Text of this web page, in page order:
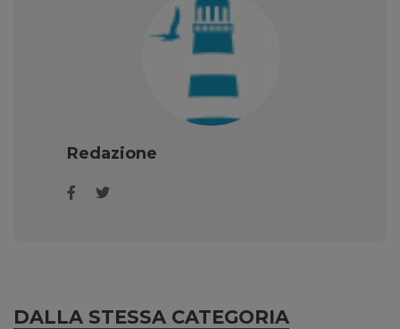
Redazione
DALLA STESSA CATEGORIA